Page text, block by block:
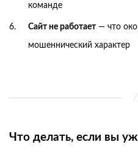
команде
Сайт не работает — что
мошеннический характер
Что делать, если вы